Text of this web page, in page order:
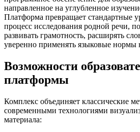
направленное на углубленное
Платформа превращает стандартные
процесс исследования родной речи,
развивать грамотность, расширять
уверенно применять языковые нормы
Возможности
платформы
Комплекс объединяет классические
современными технологиями
материала: